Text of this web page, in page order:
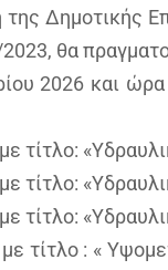
της Δημοτικής
θα
2026 και
τίτλο:
τίτλο:
τίτλο:
τίτλο : «